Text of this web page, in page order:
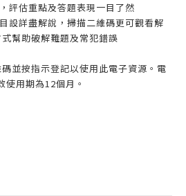
評估重點及答題表現一目了然
設詳盡解說，掃描二維碼更可觀看解
幫助破解難題及常犯錯誤
並按指示登記以使用此電子資源。電
使用期為12個月。